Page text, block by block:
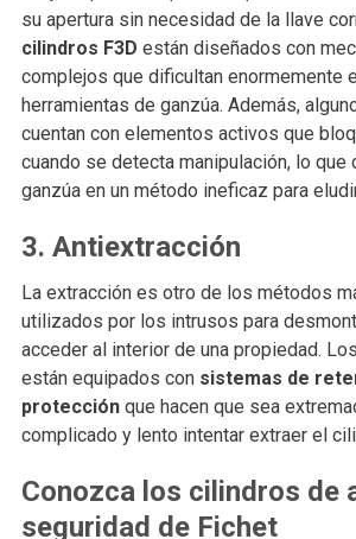
su apertura sin necesidad de la llave
cilindros F3D están diseñados con
complejos que dificultan enormemente
herramientas de ganzúa. Además,
cuentan con elementos activos que
cuando se detecta manipulación, lo que
ganzúa en un método ineficaz para
3. Antiextracción
La extracción es otro de los métodos
utilizados por los intrusos para
acceder al interior de una propiedad.
están equipados con sistemas de
protecciónque hacen que sea
complicado y lento intentar extraer el
Conozca los cilindros de
seguridad de Fichet